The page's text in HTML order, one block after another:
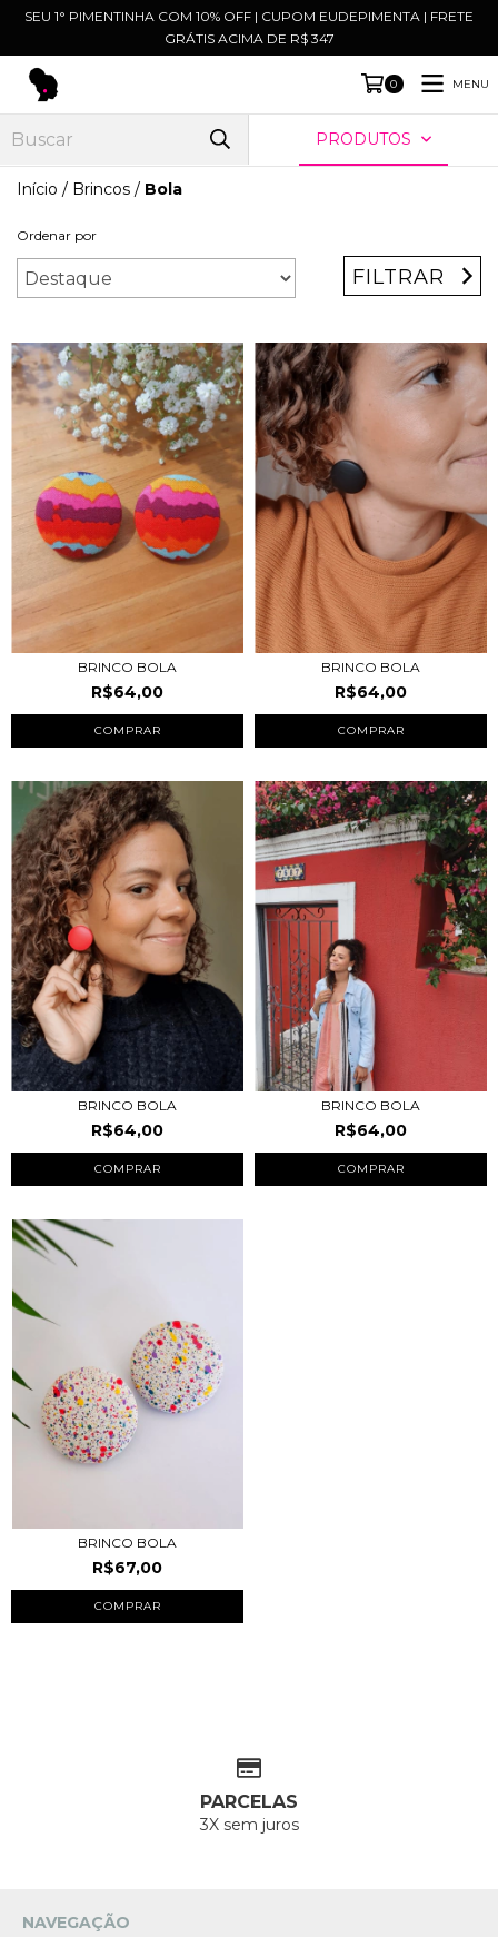
SEU 1° PIMENTINHA COM 10% OFF | CUPOM EUDEPIMENTA | FRETE
GRÁTIS ACIMA DE R$ 347
0 MENU
PRODUTOS
Início / Brincos / Bola
Ordenar por
FILTRAR
BRINCO BOLA
R$64,00
BRINCO BOLA
R$64,00
BRINCO BOLA
R$64,00
BRINCO BOLA
R$64,00
BRINCO BOLA
R$67,00
PARCELAS
3X sem juros
NAVEGAÇÃO